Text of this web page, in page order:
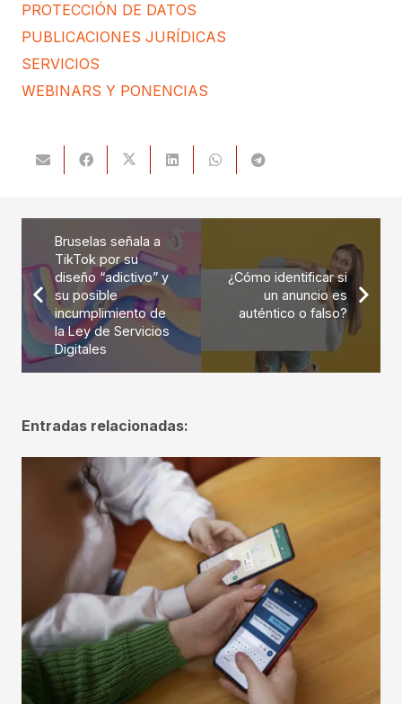
PROTECCIÓN DE DATOS
PUBLICACIONES JURÍDICAS
SERVICIOS
WEBINARS Y PONENCIAS
Bruselas señala a
TikTok por su
diseño “adictivo” y
su posible
incumplimiento de
la Ley de Servicios
Digitales
¿Cómo identificar si
un anuncio es
auténtico o falso?
Entradas relacionadas: